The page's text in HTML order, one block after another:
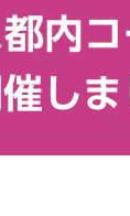
内
しま